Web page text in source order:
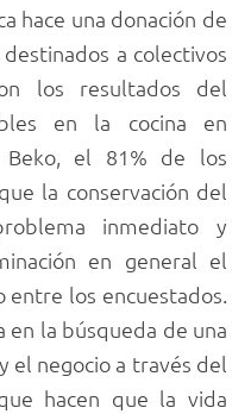
hace una donación de
a colectivos
los resultados del
en la cocina en
Beko, el 81% de los
la conservación del
inmediato y
en general el
los encuestados.
en la búsqueda de una
el negocio a través del
hacen que la vida